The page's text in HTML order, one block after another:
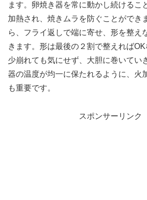
ます。卵焼き器を常に動かし続けるこ
加熱され、焼きムラを防ぐことができ
ら、フライ返しで端に寄せ、形を整え
きます。形は最後の２割で整えれば
少崩れても気にせず、大胆に巻いてい
器の温度が均一に保たれるように、火
も重要です。
スポンサーリンク